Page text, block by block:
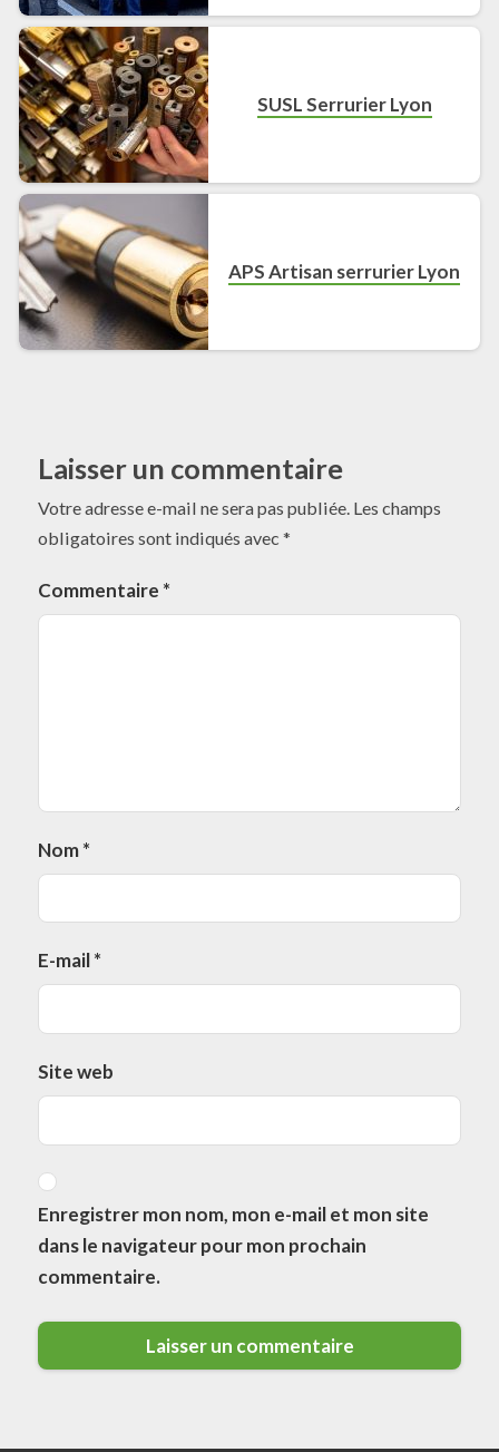
SUSL Serrurier Lyon
APS Artisan serrurier Lyon
Laisser un commentaire
Votre adresse e-mail ne sera pas publiée. Les champs
obligatoires sont indiqués avec *
Commentaire *
Nom*
E-mail*
Site web
Enregistrer mon nom, mon e-mail et mon site
dans le navigateur pour mon prochain
commentaire.